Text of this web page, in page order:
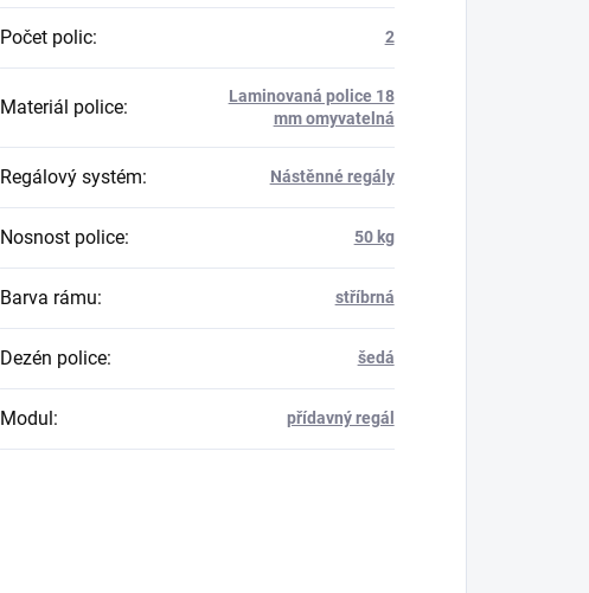
Počet polic: 2
Materiál police:
Laminovaná police 18
mm omyvatelná
Regálový systém: Nástěnné regály
Nosnost police: 50 kg
Barva rámu: stříbrná
Dezén police: šedá
Modul: přídavný regál